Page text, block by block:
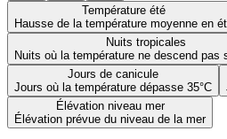
Température été
Hausse de la température moyenne en
Nuits tropicales
Nuits où la température ne descend pas
Jours de canicule
Jours où la température dépasse 35°C
Élévation niveau mer
Élévation prévue du niveau de la mer